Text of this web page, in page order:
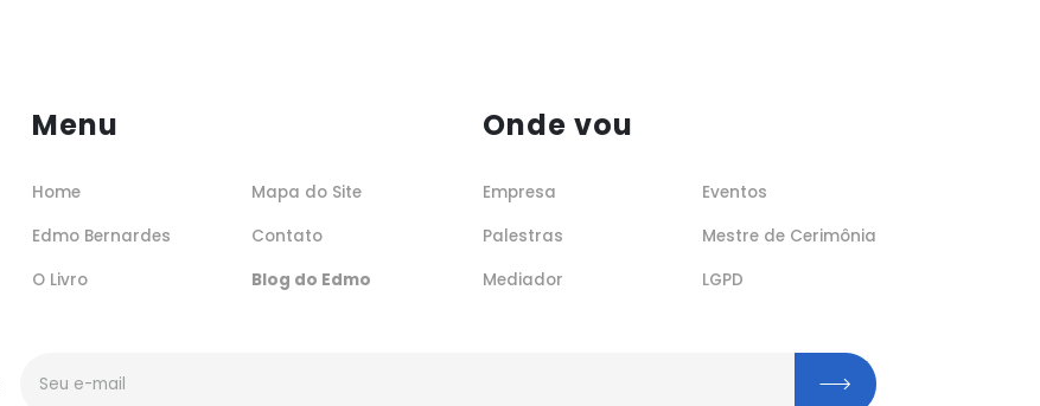
Menu
Home
Edmo Bernardes
O Livro
Mapa do Site
Contato
Blog do Edmo
Onde vou
Empresa
Palestras
Mediador
Eventos
Mestre de Cerimônia
LGPD